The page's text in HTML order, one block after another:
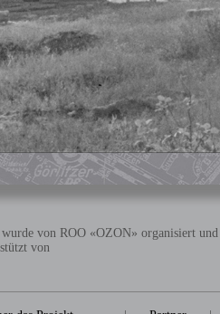
von ROO «OZON» organisiert und
von